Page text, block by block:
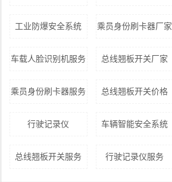
工业防爆安全系统 乘员身份刷卡器厂家
车载人脸识别机服务 总线翘板开关厂家
乘员身份刷卡器服务 总线翘板开关价格
行驶记录仪 车辆智能安全系统
总线翘板开关服务 行驶记录仪服务